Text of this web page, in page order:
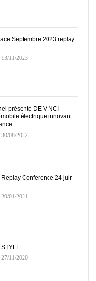
Septembre 2023 replay
13/11/2023
présente DE VINCI
électrique innovant
30/08/2022
Conference 24 juin
29/01/2021
27/11/2020